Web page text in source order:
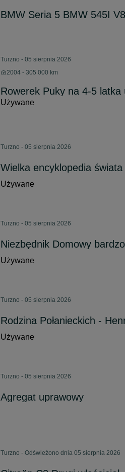
BMW Seria 5 BMW 545I
Turzno - 05 sierpnia 2026
2004 - 305 000 km
Rowerek Puky na 4-5 latka
Używane
Turzno - 05 sierpnia 2026
Wielka encyklopedia
Używane
Turzno - 05 sierpnia 2026
Niezbędnik Domowy
Używane
Turzno - 05 sierpnia 2026
Rodzina Połanieckich -
Używane
Turzno - 05 sierpnia 2026
Agregat uprawowy
Turzno - Odświeżono dnia 05 sierpnia 2026